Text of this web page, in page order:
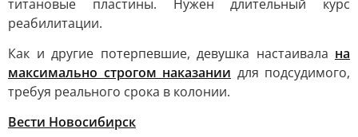
титановые пластины. Нужен длительный курс
реабилитации.
Как и другие потерпевшие, девушка настаивала на
максимально строгом наказании для подсудимого,
требуя реального срока в колонии.
Вести Новосибирск